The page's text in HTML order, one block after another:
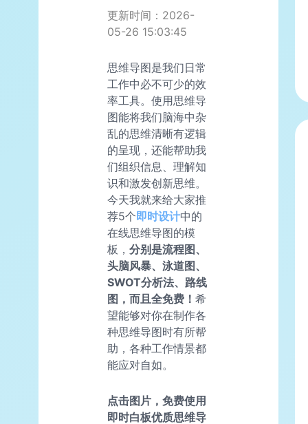
更新时间：2026-
05-26 15:03:45
思维导图是我们日常
工作中必不可少的效
率工具。使用思维导
图能将我们脑海中杂
乱的思维清晰有逻辑
的呈现，还能帮助我
们组织信息、理解知
识和激发创新思维。
今天我就来给大家推
荐5个即时设计中的
在线思维导图的模
板， 分别是流程图、
头脑风暴、泳道图、
SWOT分析法、路线
图，而且全免费！ 希
望能够对你在制作各
种思维导图时有所帮
助，各种工作情景都
能应对自如。
点击图片，免费使用
即时白板优质思维导